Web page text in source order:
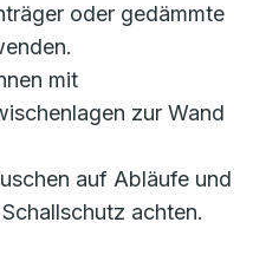
oder gedämmte
mit
zur Wand
auf Abläufe und
achten.